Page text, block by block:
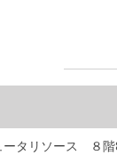
ータリソース ８